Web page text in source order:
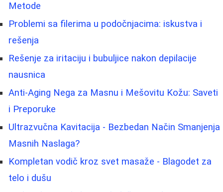
Metode
Problemi sa filerima u podočnjacima: iskustva i
rešenja
Rešenje za iritaciju i bubuljice nakon depilacije
nausnica
Anti-Aging Nega za Masnu i Mešovitu Kožu: Saveti
i Preporuke
Ultrazvučna Kavitacija - Bezbedan Način Smanjenja
Masnih Naslaga?
Kompletan vodič kroz svet masaže - Blagodet za
telo i dušu